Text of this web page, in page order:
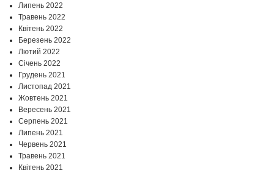
Липень 2022
Травень 2022
Квітень 2022
Березень 2022
Лютий 2022
Січень 2022
Грудень 2021
Листопад 2021
Жовтень 2021
Вересень 2021
Серпень 2021
Липень 2021
Червень 2021
Травень 2021
Квітень 2021